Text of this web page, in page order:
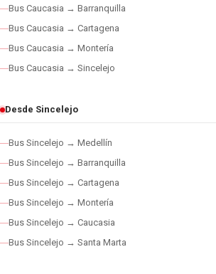
Bus Caucasia → Barranquilla
Bus Caucasia → Cartagena
Bus Caucasia → Montería
Bus Caucasia → Sincelejo
Desde Sincelejo
Bus Sincelejo → Medellín
Bus Sincelejo → Barranquilla
Bus Sincelejo → Cartagena
Bus Sincelejo → Montería
Bus Sincelejo → Caucasia
Bus Sincelejo → Santa Marta